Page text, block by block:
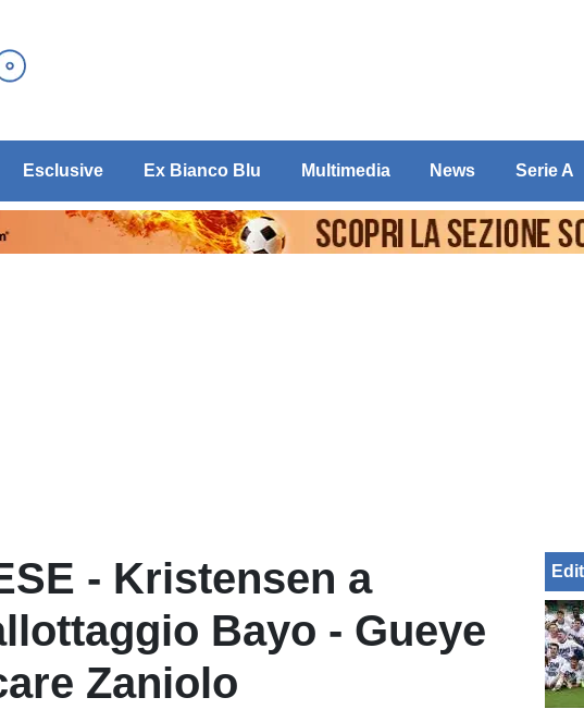
Esclusive Ex Bianco Blu Multimedia News Serie A
- Kristensen a
Bayo - Gueye
Zaniolo